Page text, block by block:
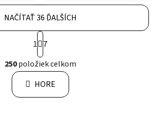
Ovládacie prvky výpisu
NAČÍTAŤ 36 ĎALŠÍCH
Stránkovanie
1
7
250položiek celkom
HORE